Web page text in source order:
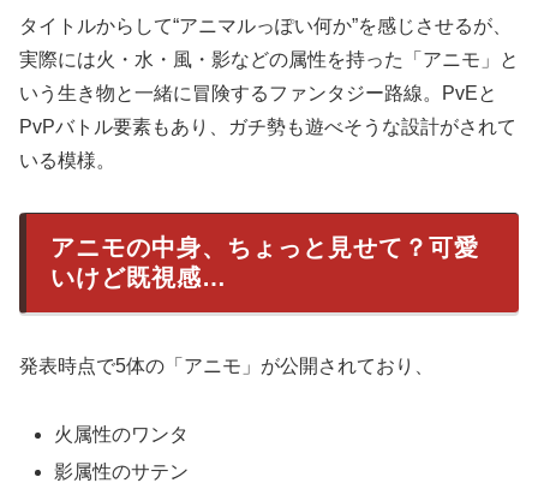
タイトルからして“アニマルっぽい何か”を感じさせるが、
実際には火・水・風・影などの属性を持った「アニモ」と
いう生き物と一緒に冒険するファンタジー路線。PvEと
PvPバトル要素もあり、ガチ勢も遊べそうな設計がされて
いる模様。
アニモの中身、ちょっと見せて？可愛
いけど既視感…
発表時点で5体の「アニモ」が公開されており、
火属性のワンタ
影属性のサテン